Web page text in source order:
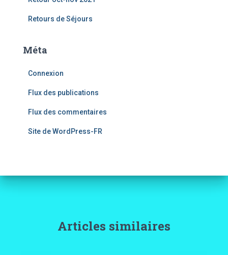
Retours de Séjours
Méta
Connexion
Flux des publications
Flux des commentaires
Site de WordPress-FR
Articles similaires